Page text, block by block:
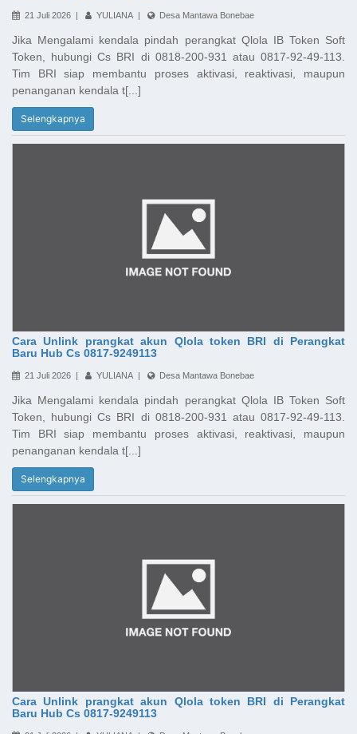
21 Juli 2026 | YULIANA | Desa Mantawa Bonebae
Jika Mengalami kendala pindah perangkat Qlola IB Token Soft
Token, hubungi Cs BRI di 0818-200-931 atau 0817-92-49-113.
Tim BRI siap membantu proses aktivasi, reaktivasi, maupun
penanganan kendala t[...]
Selengkapnya
Cara Unlink prangkat akun Qlola token BRI di Perangkat
Baru Hub Cs 0817-9249113
21 Juli 2026 | YULIANA | Desa Mantawa Bonebae
Jika Mengalami kendala pindah perangkat Qlola IB Token Soft
Token, hubungi Cs BRI di 0818-200-931 atau 0817-92-49-113.
Tim BRI siap membantu proses aktivasi, reaktivasi, maupun
penanganan kendala t[...]
Selengkapnya
Cara Unlink prangkat akun Qlola token BRI di Perangkat
Baru Hub Cs 0817-9249113